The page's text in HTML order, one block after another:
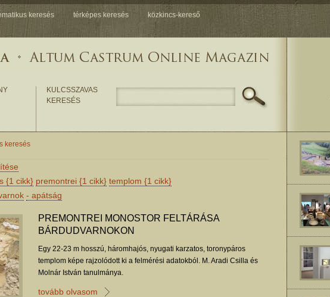
keresés térképes keresés közkincs-kereső
KULCSSZAVAS
KERESÉS
keresés
{1 cikk} premontrei {1 cikk} templom {1 cikk}
- apátság
PREMONTREI MONOSTOR FELTÁRÁSA
BÁRDUDVARNOKON
Egy 22-23 m hosszú, háromhajós, nyugati karzatos, toronypáros
templom képe rajzolódott ki a felmérési adatokból. M. Aradi Csilla és
Molnár István tanulmánya.
tovább olvasom